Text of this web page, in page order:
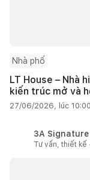
Nhà phố
LT House – Nhà
kiến trúc mở và
27/06/2026, lúc 10:00
3A Signature
Tư vấn, thiết kế